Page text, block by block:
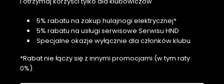
5% rabatu na zakup hulajnogi elektrycznej*
5% rabatu na usługi serwisowe Serwisu HND
Specjalne okazje wyłącznie dla członków klubu
*Rabat nie łączy się z innymi promocjami (w tym raty
0%).